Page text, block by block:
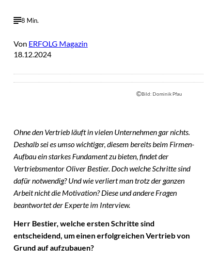
8 Min.
Von ERFOLG Magazin
18.12.2024
©Bild: Dominik Pfau
Ohne den Vertrieb läuft in vielen Unternehmen gar nichts.
Deshalb sei es umso wichtiger, diesem bereits beim Firmen-
Aufbau ein starkes Fundament zu bieten, findet der
Vertriebsmentor Oliver Bestier. Doch welche Schritte sind
dafür notwendig? Und wie verliert man trotz der ganzen
Arbeit nicht die Motivation? Diese und andere Fragen
beantwortet der Experte im Interview.
Herr Bestier, welche ersten Schritte sind
entscheidend, um einen erfolgreichen Vertrieb von
Grund auf aufzubauen?